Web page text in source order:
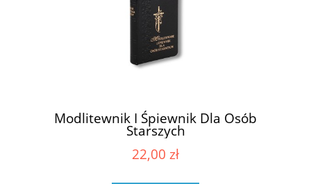
Modlitewnik I Śpiewnik Dla Osób
Starszych
22,00 zł